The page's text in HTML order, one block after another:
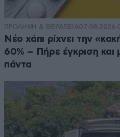
ΠΡΟΛΗΨΗ & ΘΕΡΑΠΕΙΑ07·08·2026
Νέο χάπι ρίχνει την
60% – Πήρε έγκριση και
πάντα